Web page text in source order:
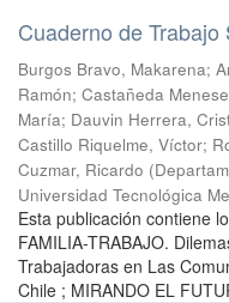
Cuaderno de Trabajo
Burgos Bravo, Makarena;
Ramón; Castañeda
María; Dauvin Herrera,
Castillo Riquelme, Víctor;
Cuzmar, Ricardo (
Universidad Tecnológica
Esta publicación contiene
FAMILIA-TRABAJO.
Trabajadoras en Las
Chile ; MIRANDO EL